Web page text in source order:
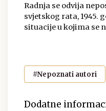
Radnja se odvija
svjetskog rata, 1945.
situacije u kojima se
#Nepoznati autori
Dodatne